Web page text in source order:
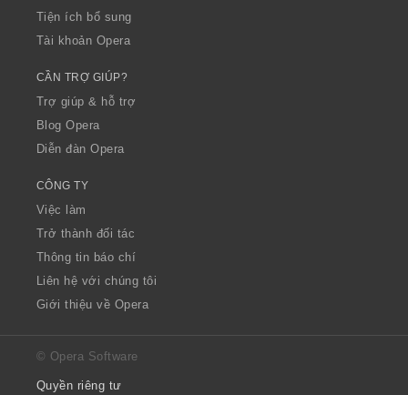
Tiện ích bổ sung
Tài khoản Opera
CẦN TRỢ GIÚP?
Trợ giúp & hỗ trợ
Blog Opera
Diễn đàn Opera
CÔNG TY
Việc làm
Trở thành đối tác
Thông tin báo chí
Liên hệ với chúng tôi
Giới thiệu về Opera
© Opera Software
Quyền riêng tư